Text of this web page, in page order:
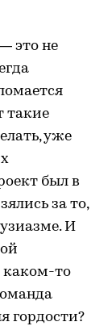
это не
такие
уже
был в
за то,
И
каком-то
гордости?